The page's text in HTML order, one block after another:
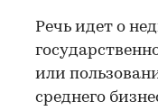
Речь идет о
или
среднего